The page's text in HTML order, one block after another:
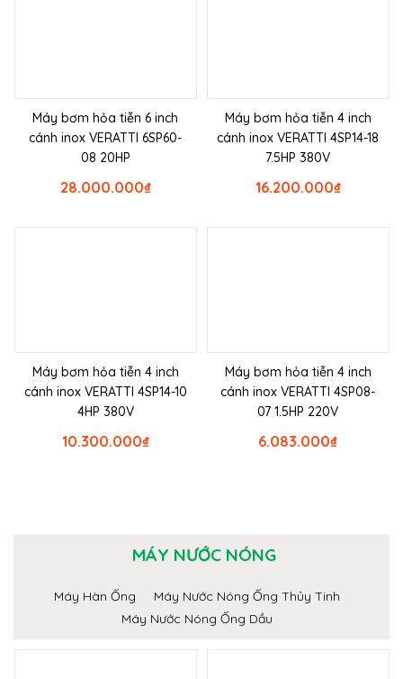
Máy bơm hỏa tiễn 6 inch
cánh inox VERATTI 6SP60-
08 20HP
₫
28.000.000
Máy bơm hỏa tiễn 4 inch
cánh inox VERATTI 4SP14-18
7.5HP 380V
₫
16.200.000
Máy bơm hỏa tiễn 4 inch
cánh inox VERATTI 4SP14-10
4HP 380V
₫
10.300.000
Máy bơm hỏa tiễn 4 inch
cánh inox VERATTI 4SP08-
07 1.5HP 220V
₫
6.083.000
MÁY NƯỚC NÓNG
Máy Hàn Ống
Máy Nước Nóng Ống Thủy Tinh
Máy Nước Nóng Ống Dầu